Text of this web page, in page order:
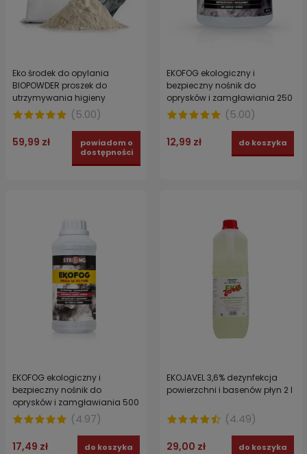
Eko środek do opylania
BIOPOWDER proszek do
utrzymywania higieny
hodowli gołębi 10 KG
(5.00)
59,99 zł
powiadom o
dostępności
EKOFOG ekologiczny i
bezpieczny nośnik do
oprysków i zamgławiania 250
ml
(5.00)
12,99 zł do koszyka
EKOFOG ekologiczny i
bezpieczny nośnik do
oprysków i zamgławiania 500
ml
(4.97)
17,49 zł do koszyka
EKOJAVEL 3,6% dezynfekcja
powierzchni i basenów płyn 2 l
(4.49)
29,00 zł do koszyka